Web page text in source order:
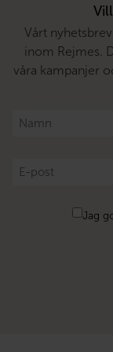
Vårt
inom Rejmes.
våra kampanjer
Namn
E-
post
Jag